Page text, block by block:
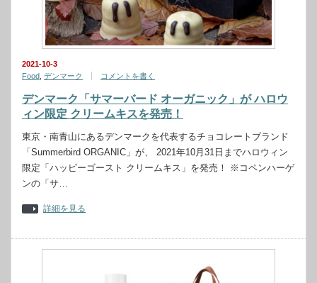
2021-10-3
Food デンマーク コメントを書く
デンマーク「サマーバード オーガニック」が ハロウ
ィン限定 クリームキスを発売！
東京・南青山にあるデンマークを代表するチョコレートブランド
「Summerbird ORGANIC」が、 2021年10月31日までハロウィン
限定「ハッピーゴースト クリームキス」を発売！ ※コペンハーゲ
ンの「サ…
詳細を見る